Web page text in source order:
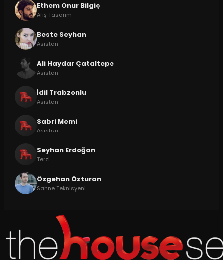
Ethem Onur Bilgiç
Afiş Tasarım
Beste Seyhan
Asistan
Ali Haydar Çataltepe
Asistan
İdil Trabzonlu
Asistan
Sabri Memi
Asistan
Seyhan Erdoğan
Terzi
Özgehan Özturan
Sahne Teknisyeni